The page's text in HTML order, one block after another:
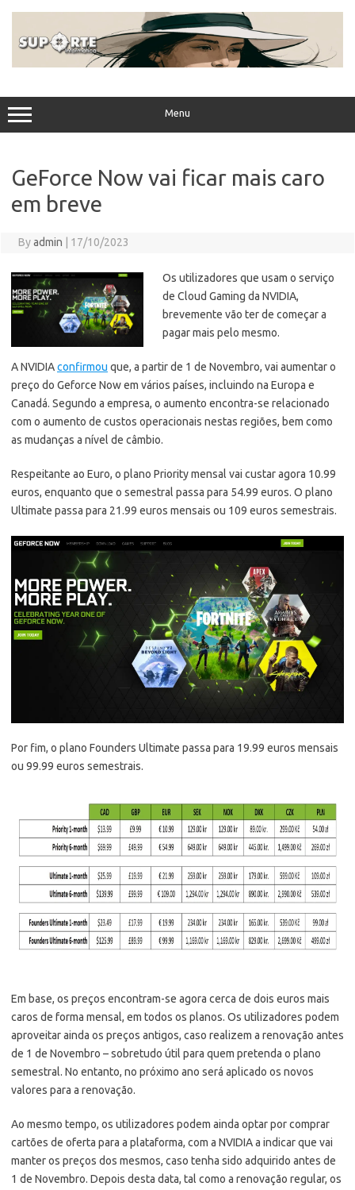
Menu
GeForce Now vai ficar mais caro
em breve
Byadmin 17/10/2023
Os utilizadores que usam o serviço
de Cloud Gaming da NVIDIA,
brevemente vão ter de começar a
pagar mais pelo mesmo.
A NVIDIAconfirmou que, a partir de 1 de Novembro, vai aumentar o
preço do Geforce Now em vários países, incluindo na Europa e
Canadá. Segundo a empresa, o aumento encontra-se relacionado
com o aumento de custos operacionais nestas regiões, bem como
as mudanças a nível de câmbio.
Respeitante ao Euro, o plano Priority mensal vai custar agora 10.99
euros, enquanto que o semestral passa para 54.99 euros. O plano
Ultimate passa para 21.99 euros mensais ou 109 euros semestrais.
Por fim, o plano Founders Ultimate passa para 19.99 euros mensais
ou 99.99 euros semestrais.
Em base, os preços encontram-se agora cerca de dois euros mais
caros de forma mensal, em todos os planos. Os utilizadores podem
aproveitar ainda os preços antigos, caso realizem a renovação antes
de 1 de Novembro – sobretudo útil para quem pretenda o plano
semestral. No entanto, no próximo ano será aplicado os novos
valores para a renovação.
Ao mesmo tempo, os utilizadores podem ainda optar por comprar
cartões de oferta para a plataforma, com a NVIDIA a indicar que vai
manter os preços dos mesmos, caso tenha sido adquirido antes de
1 de Novembro. Depois desta data, tal como a renovação regular, os